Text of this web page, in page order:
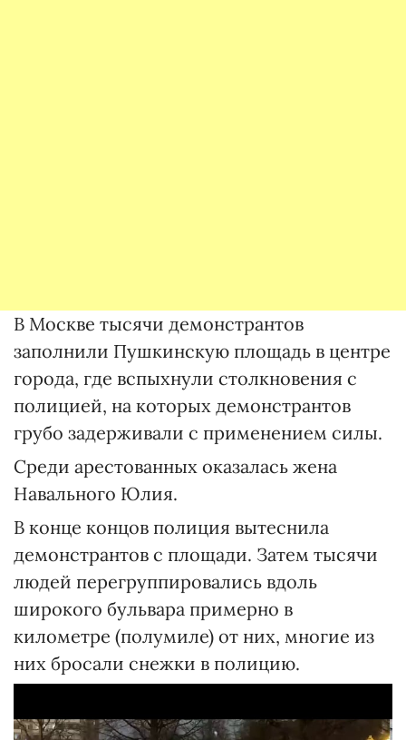
В Москве тысячи демонстрантов
заполнили Пушкинскую площадь в центре
города, где вспыхнули столкновения с
полицией, на которых демонстрантов
грубо задерживали с применением силы.
Среди арестованных оказалась жена
Навального Юлия.
В конце концов полиция вытеснила
демонстрантов с площади. Затем тысячи
людей перегруппировались вдоль
широкого бульвара примерно в
километре (полумиле) от них, многие из
них бросали снежки в полицию.